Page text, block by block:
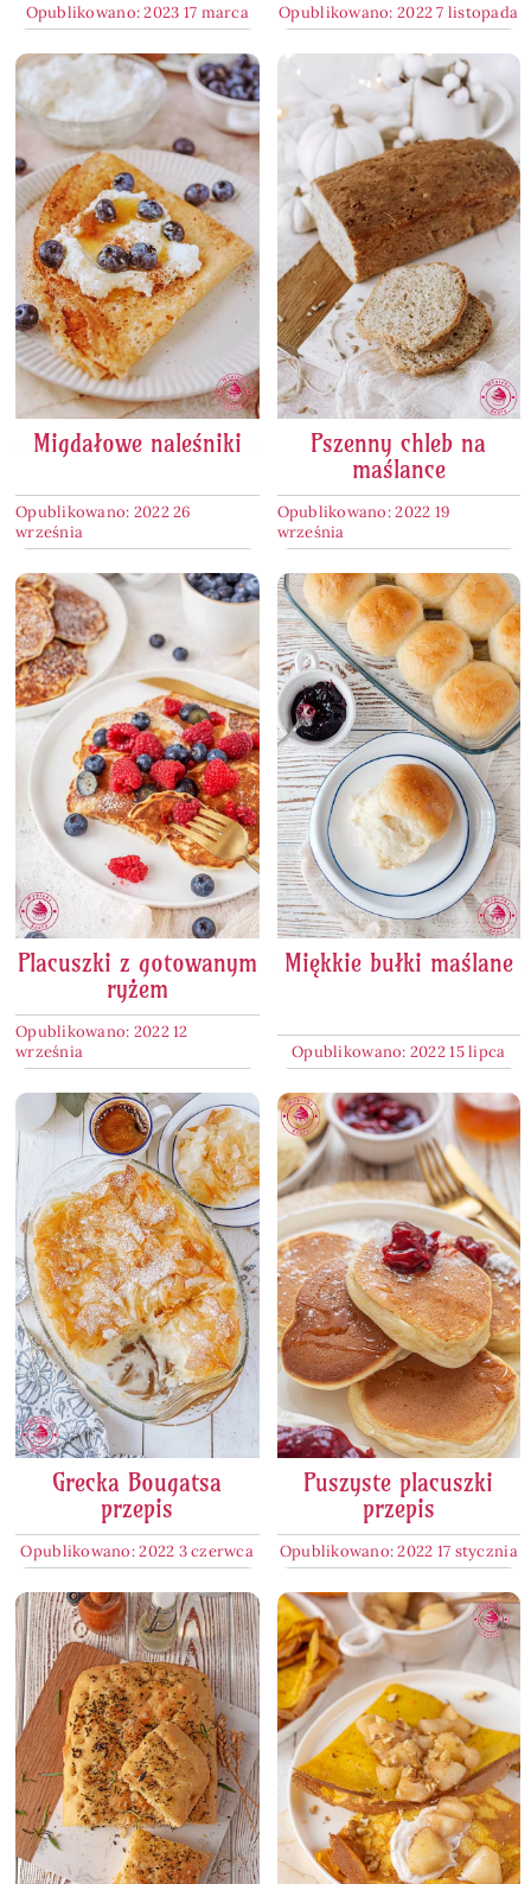
Opublikowano: 2023 17 marca Opublikowano: 2022 7 listopada
Migdałowe naleśniki
Opublikowano: 2022 26
września
Pszenny chleb na
maślance
Opublikowano: 2022 19
września
Placuszki z gotowanym
ryżem
Opublikowano: 2022 12
września
Miękkie bułki maślane
Opublikowano: 2022 15 lipca
Grecka Bougatsa
przepis
Opublikowano: 2022 3 czerwca
Puszyste placuszki
przepis
Opublikowano: 2022 17 stycznia